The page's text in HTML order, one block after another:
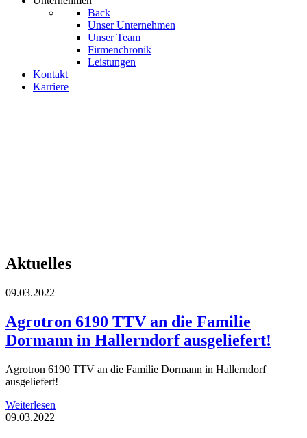
Back
Unser Unternehmen
Unser Team
Firmenchronik
Leistungen
Kontakt
Karriere
Aktuelles
09.03.2022
Agrotron 6190 TTV an die Familie
Dormann in Hallerndorf ausgeliefert!
Agrotron 6190 TTV an die Familie Dormann in Hallerndorf
ausgeliefert!
Weiterlesen
09.03.2022